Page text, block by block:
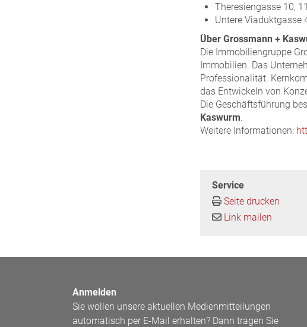
Theresiengasse 10,
Untere Viaduktgasse
Über Grossmann +
Die Immobiliengruppe
Immobilien. Das
Professionalität.
das Entwickeln von
Die Geschäftsführung
Kaswurm.
Weitere Informationen:
Service
Seite drucken
Link mailen
Anmelden
Sie wollen unsere aktuellen Medienmitteilungen
automatisch per E-Mail erhalten? Dann tragen Sie